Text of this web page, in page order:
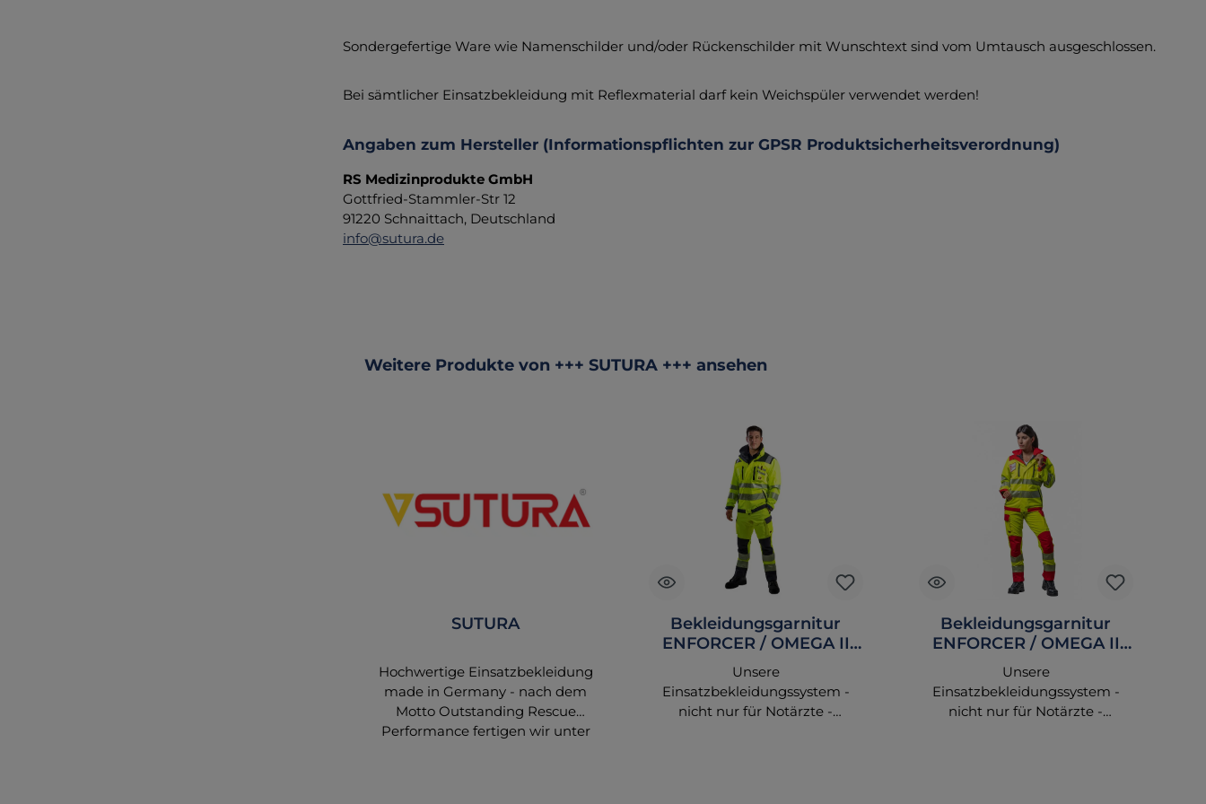
Sondergefertige Ware wie Namenschilder und/oder Rückenschilder mit Wunschtext sind vom Umtausch ausgeschlossen.
Bei sämtlicher Einsatzbekleidung mit Reflexmaterial darf kein Weichspüler verwendet werden!
Angaben zum Hersteller (Informationspflichten zur GPSR Produktsicherheitsverordnung)
RS Medizinprodukte GmbH
Gottfried-Stammler-Str 12
91220 Schnaittach, Deutschland
info@sutura.de
Produktgalerie überspringen
Weitere Produkte von +++ SUTURA +++ ansehen
SUTURA
Hochwertige Einsatzbekleidung
made in Germany - nach dem
Motto Outstanding Rescue
Performance fertigen wir unter
Bekleidungsgarnitur
ENFORCER / OMEGA II
tagesleuchtgelb/marine
Unsere
Einsatzbekleidungssystem -
nicht nur für Notärzte -
Bekleidungsgarnitur
ENFORCER / OMEGA II
tagesleuchtgelb/rot
Komplettset
Unsere
Einsatzbekleidungssystem -
nicht nur für Notärzte -